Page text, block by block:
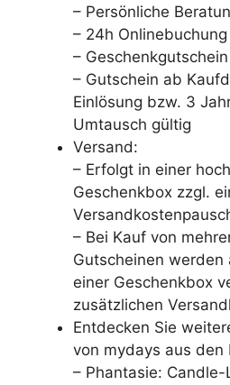
– Persönliche
– 24h Onlinebuchung
–
– Gutschein ab
Einlösung bzw. 3
Umtausch gültig
Versand:
– Erfolgt in einer
Geschenkbox zzgl.
– Bei Kauf von
Gutscheinen werden
einer Geschenkbox
zusätzlichen
Entdecken Sie
von mydays aus den
– Phantasie: